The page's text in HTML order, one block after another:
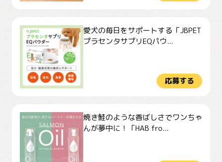
愛犬の毎日をサポートする「JBPET
プラセンタサプリEQパウ...
応募する
焼き鮭のような香ばしさでワンちゃ
んが夢中に！「HAB fro...